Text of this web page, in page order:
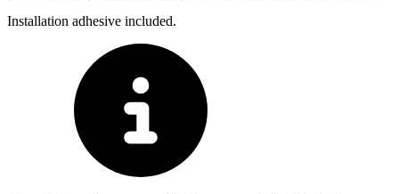
Installation adhesive included.